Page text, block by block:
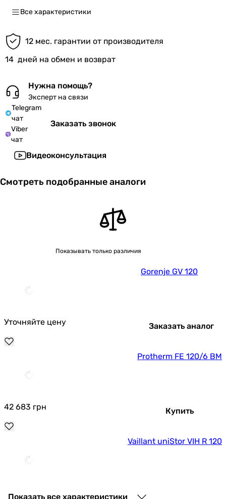
Все характеристики
12 мес. гарантии от производителя
14 дней на обмен и возврат
Нужна помощь?
Эксперт на связи
Telegram
чат
Viber
чат
Заказать звонок
Видеоконсультация
Смотреть подобранные аналоги
Показывать только различия
Gorenje GV 120
Уточняйте цену Заказать аналог
Protherm FE 120/6 BM
42 683 грн Купить
Vaillant uniStor VIH R 120
50 350
Показать все характеристики